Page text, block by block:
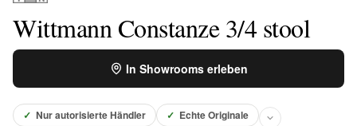
Objekte
Wittmann Constanze 3/4 stool
In Showrooms erleben
✓ Nur autorisierte Händler ✓ Echte Originale